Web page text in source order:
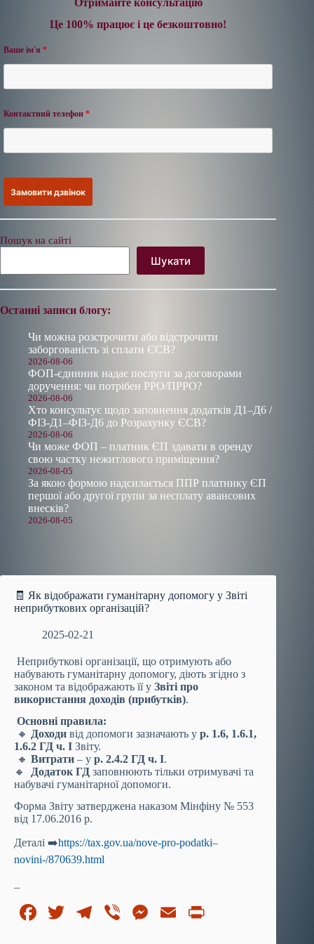
🧾 Як відображати гуманітарну допомогу у Звіті
неприбуткових організацій?
2025-02-21
Неприбуткові організації, що отримують або
набувають гуманітарну допомогу, діють згідно з
законом та відображають її у Звіті про
використання доходів (прибутків).
Основні правила:
🔸 Доходи від допомоги зазначають у р. 1.6, 1.6.1,
1.6.2 ГД ч. І Звіту.
🔸 Витрати – у р. 2.4.2 ГД ч. І.
🔸
Додаток ГД заповнюють тільки отримувачі та
набувачі гуманітарної допомоги.
Форма Звіту затверджена наказом Мінфіну № 553
від 17.06.2016 р.
Деталі ➡️https://tax.gov.ua/nove-pro-podatki–
novini-/870639.html
Fa T
Te Vi
M
E
Це 100% працює і це безкоштовно!
Ваше ім'я *
Контактний телефон *
Пошук на сайті
Шукати
Останні записи блогу:
Чи можна розстрочити або відстрочити
заборгованість зі сплати ЄСВ?
2026-08-06
ФОП-єдинник надає послуги за договорами
доручення: чи потрібен РРО/ПРРО?
2026-08-06
Хто консультує щодо заповнення додатків Д1–Д6 /
ФІЗ-Д1–ФІЗ-Д6 до Розрахунку ЄСВ?
2026-08-06
Чи може ФОП – платник ЄП здавати в оренду
свою частку нежитлового приміщення?
2026-08-05
За якою формою надсилається ППР платнику ЄП
першої або другої групи за несплату авансових
внесків?
2026-08-05